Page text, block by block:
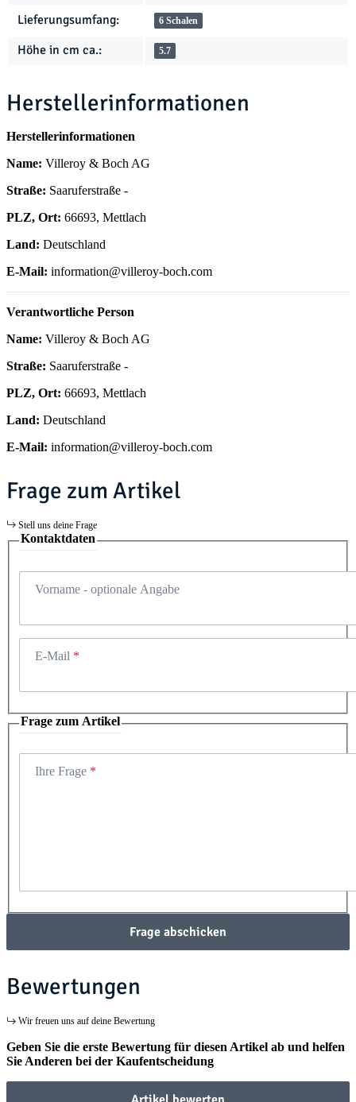
Lieferungsumfang: 6 Schalen
Höhe in cm ca.: 5.7
Herstellerinformationen
Herstellerinformationen
Name: Villeroy & Boch AG
Straße: Saaruferstraße -
PLZ, Ort: 66693, Mettlach
Land: Deutschland
E-Mail: information@villeroy-boch.com
Verantwortliche Person
Name: Villeroy & Boch AG
Straße: Saaruferstraße -
PLZ, Ort: 66693, Mettlach
Land: Deutschland
E-Mail: information@villeroy-boch.com
Frage zum Artikel
Stell uns deine Frage
Kontaktdaten
Vorname - optionale Angabe
E-Mail
Frage zum Artikel
Ihre Frage
Frage abschicken
Bewertungen
Wir freuen uns auf deine Bewertung
Geben Sie die erste Bewertung für diesen Artikel ab und helfen
Sie Anderen bei der Kaufentscheidung